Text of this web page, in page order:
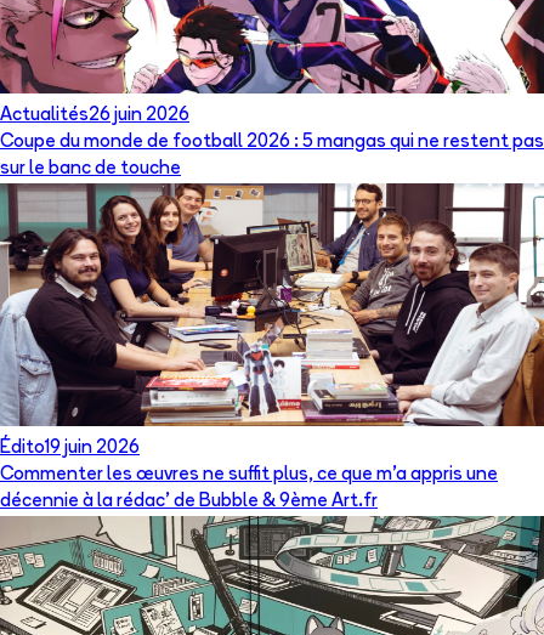
Actualités26 juin 2026
Coupe du monde de football 2026 : 5 mangas qui ne restent pas
sur le banc de touche
Édito19 juin 2026
Commenter les œuvres ne suffit plus, ce que m’a appris une
décennie à la rédac’ de Bubble & 9ème Art.fr